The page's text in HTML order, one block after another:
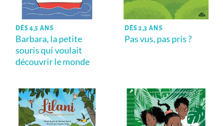
DÈS 4,5 ANS
Barbara, la petite
souris qui voulait
découvrir le monde
DÈS 2,3 ANS
Pas vus, pas pris ?